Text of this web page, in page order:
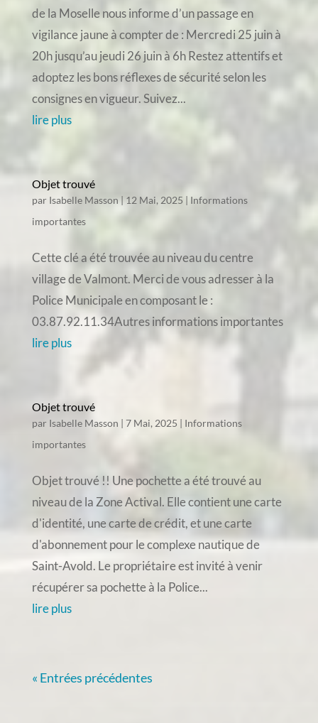
de la Moselle nous informe d’un passage en
vigilance jaune à compter de : Mercredi 25 juin à
20h jusqu’au jeudi 26 juin à 6h Restez attentifs et
adoptez les bons réflexes de sécurité selon les
consignes en vigueur. Suivez...
lire plus
Objet trouvé
par Isabelle Masson| 12 Mai, 2025 | Informations
importantes
Cette clé a été trouvée au niveau du centre
village de Valmont. Merci de vous adresser à la
Police Municipale en composant le :
03.87.92.11.34Autres informations importantes
lire plus
Objet trouvé
par Isabelle Masson | 7 Mai, 2025 | Informations
importantes
Objet trouvé !! Une pochette a été trouvé au
niveau de la Zone Actival. Elle contient une carte
d'identité, une carte de crédit, et une carte
d'abonnement pour le complexe nautique de
Saint-Avold. Le propriétaire est invité à venir
récupérer sa pochette à la Police...
lire plus
« Entrées précédentes